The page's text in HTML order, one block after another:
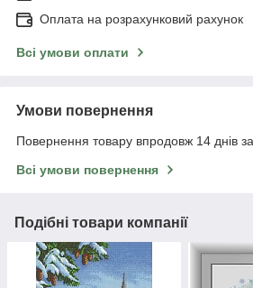
Оплата на розрахунковий рахунок
Всі умови оплати
Умови повернення
Повернення товару впродовж 14 днів
Всі умови повернення
Подібні товари компанії